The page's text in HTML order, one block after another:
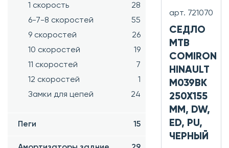
1 скорость
28
6-7-8 скоростей
55
9 скоростей
26
10 скоростей
19
11 скоростей
7
12 скоростей
1
Замки для цепей
24
Пеги 15
арт. 721070
СЕДЛО
MTB
COMIRON
HINAULT
M039BK
250X155
ММ, DW,
ED, PU,
ЧЕРНЫЙ